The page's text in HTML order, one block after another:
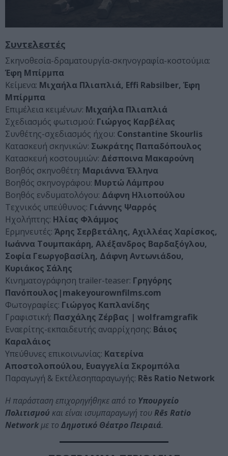
Συντελεστές
Σκηνοθεσία-δραματουργία-σκηνογραφία-κοστούμια:
Έφη Μπίρμπα
Κείμενα: Μιχαήλα Πλιαπλιά, Effi Rabsilber, Έφη
Μπίρμπα
Επιμέλεια κειμένων: Μιχαήλα Πλιαπλιά
Σχεδιασμός φωτισμού: Γιώργος Καρβέλας
Συνθέτης-σχεδιασμός ήχου: Constantine Skourlis
Κατασκευή σκηνικών: Σωκράτης Παπαδόπουλος
Κατασκευή κοστουμιών: Δέσποινα Μακαρούνη
Βοηθός σκηνοθέτη: Μαριάννα Έλληνα
Βοηθός σκηνογράφου: Μυρτώ Λάμπρου
Βοηθός ενδυματολόγου: Δάφνη Ηλιοπούλου
Τεχνικός υπεύθυνος: Γιάννης Ψαρρός
Ηχολήπτης: Ηλίας Φλάμμος
Ερμηνευτές: Άρης Σερβετάλης, Αχιλλέας Χαρίσκος,
Ιωάννα Τουμπακάρη, Αλέξανδρος Βαρδαξόγλου,
Σοφία Γεωργοβασίλη, Δάφνη Αντωνιάδου,
Κυριάκος Σάλης
Κινηματογράφηση trailer-teaser: Γρηγόρης
Πανόπουλος|makeyourownfilms.com
Φωτογραφίες: Γιώργος Καπλανίδης
Γραφιστική: Πασχάλης Ζέρβας | wolframgrafik
Εναερίτης-εκπαιδευτής αναρρίχησης: Βάιος
Καραλάιος
Υπεύθυνες επικοινωνίας: Κατερίνα
Αποστολοπούλου, Ευαγγελία Σκρομπόλα
Παραγωγή & Εκτέλεσηπαραγωγής: Rēs Ratio Network
Η παράσταση επιχορηγήθηκε από το Υπουργείο
Πολιτισμού και είναι ισυμπαραγωγή τουRēs Ratio
Networkμε το Δημοτικό Θέατρο Πειραιά.